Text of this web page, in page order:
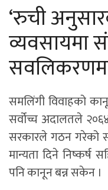
‘रुची
व्यवसायमा
समलिंगी विवाहको
सर्वोच्च अदालतले
सरकारले गठन गरेको
मान्यता दिने निष्कर्ष
पनि कानून बन्न सकेन ।